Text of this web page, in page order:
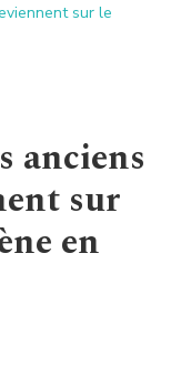
sur le
anciens
sur
en